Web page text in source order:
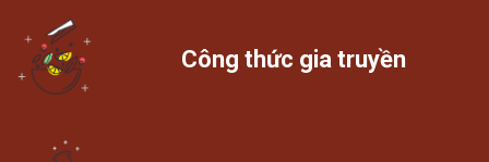
Công thức gia truyền